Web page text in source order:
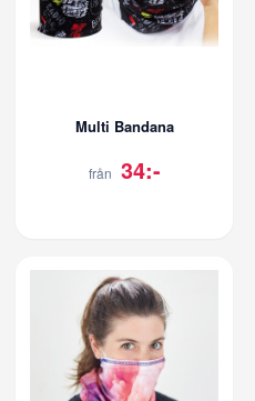
Multi Bandana
från 34:-